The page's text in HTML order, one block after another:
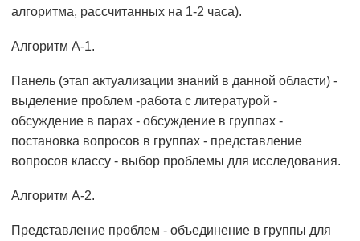
алгоритма, рассчитанных на 1-2 часа).
Алгоритм А-1.
Панель (этап актуализации знаний в данной области) -
выделение проблем -работа с литературой -
обсуждение в парах - обсуждение в группах -
постановка вопросов в группах - представление
вопросов классу - выбор проблемы для исследования.
Алгоритм А-2.
Представление проблем - объединение в группы для